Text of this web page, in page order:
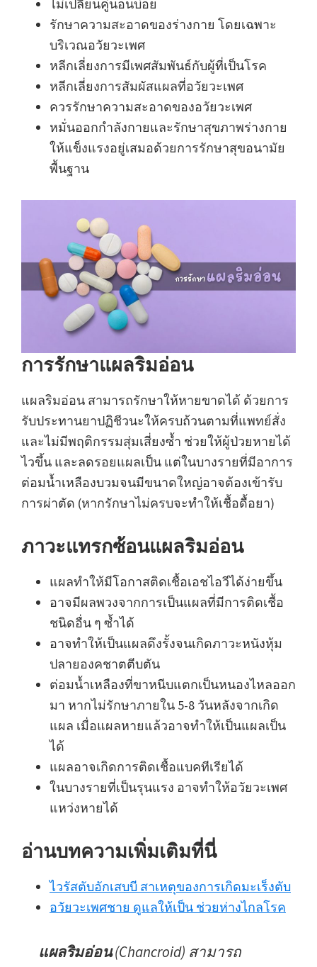
ไม่เปลี่ยนคู่นอนบ่อย
รักษาความสะอาดของร่างกาย โดยเฉพาะ
บริเวณอวัยวะเพศ
หลีกเลี่ยงการมีเพศสัมพันธ์กับผู้ที่เป็นโรค
หลีกเลี่ยงการสัมผัสแผลที่อวัยวะเพศ
ควรรักษาความสะอาดของอวัยวะเพศ
หมั่นออกกำลังกายและรักษาสุขภาพร่างกาย
ให้แข็งแรงอยู่เสมอด้วยการรักษาสุขอนามัย
พื้นฐาน
การรักษาแผลริมอ่อน
แผลริมอ่อน สามารถรักษาให้หายขาดได้ ด้วยการ
รับประทานยาปฏิชีวนะให้ครบถ้วนตามที่แพทย์สั่ง
และไม่มีพฤติกรรมสุ่มเสี่ยงซ้ำ ช่วยให้ผู้ป่วยหายได้
ไวขึ้น และลดรอยแผลเป็น แต่ในบางรายที่มีอาการ
ต่อมน้ำเหลืองบวมจนมีขนาดใหญ่อาจต้องเข้ารับ
การผ่าตัด (หากรักษาไม่ครบจะทำให้เชื้อดื้อยา)
ภาวะแทรกซ้อนแผลริมอ่อน
แผลทำให้มีโอกาสติดเชื้อเอชไอวีได้ง่ายขึ้น
อาจมีผลพวงจากการเป็นแผลที่มีการติดเชื้อ
ชนิดอื่น ๆ ซ้ำได้
อาจทำให้เป็นแผลดึงรั้งจนเกิดภาวะหนังหุ้ม
ปลายองคชาตตีบตัน
ต่อมน้ำเหลืองที่ขาหนีบแตกเป็นหนองไหลออก
มา หากไม่รักษาภายใน 5-8 วันหลังจากเกิด
แผล เมื่อแผลหายแล้วอาจทำให้เป็นแผลเป็น
ได้
แผลอาจเกิดการติดเชื้อแบคทีเรียได้
ในบางรายที่เป็นรุนแรง อาจทำให้อวัยวะเพศ
แหว่งหายได้
อ่านบทความเพิ่มเติมที่นี่
ไวรัสตับอักเสบบี สาเหตุของการเกิดมะเร็งตับ
อวัยวะเพศชาย ดูแลให้เป็น ช่วยห่างไกลโรค
แผลริมอ่อน(Chancroid) สามารถ